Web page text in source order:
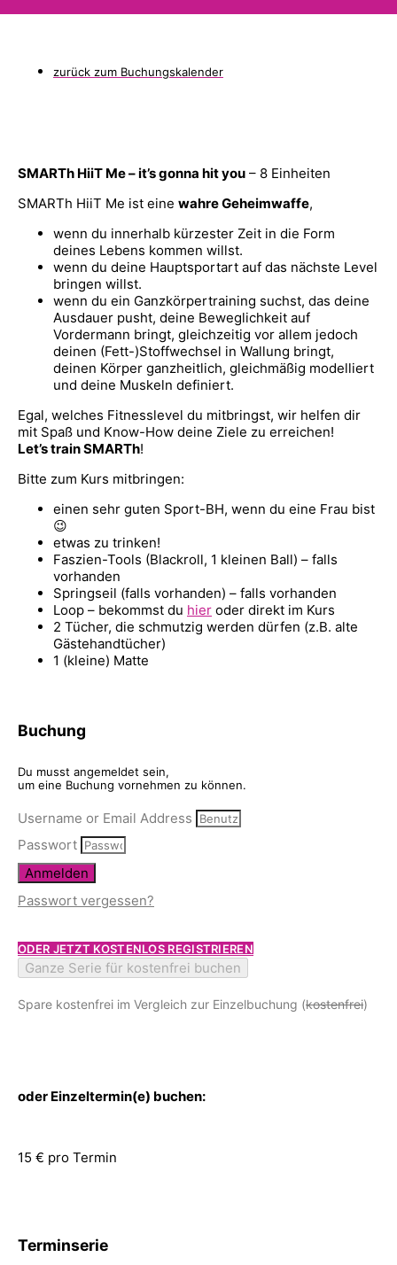
zurück zum Buchungskalender
SMARTh HiiT Me – it’s gonna hit you – 8 Einheiten
SMARTh HiiT Me ist eine wahre Geheimwaffe,
wenn du innerhalb kürzester Zeit in die Form
deines Lebens kommen willst.
wenn du deine Hauptsportart auf das nächste Level
bringen willst.
wenn du ein Ganzkörpertraining suchst, das deine
Ausdauer pusht, deine Beweglichkeit auf
Vordermann bringt, gleichzeitig vor allem jedoch
deinen (Fett-)Stoffwechsel in Wallung bringt,
deinen Körper ganzheitlich, gleichmäßig modelliert
und deine Muskeln definiert.
Egal, welches Fitnesslevel du mitbringst, wir helfen dir
mit Spaß und Know-How deine Ziele zu erreichen!
Let’s train SMARTh!
Bitte zum Kurs mitbringen:
einen sehr guten Sport-BH, wenn du eine Frau bist
😉
etwas zu trinken!
Faszien-Tools (Blackroll, 1 kleinen Ball) – falls
vorhanden
Springseil (falls vorhanden) – falls vorhanden
Loop – bekommst du hier oder direkt im Kurs
2 Tücher, die schmutzig werden dürfen (z.B. alte
Gästehandtücher)
1 (kleine) Matte
Buchung
Du musst angemeldet sein,
um eine Buchung vornehmen zu können.
Username or Email Address
Passwort
Anmelden
Passwort vergessen?
ODER JETZT KOSTENLOS REGISTRIEREN
Ganze Serie für kostenfrei buchen
Spare kostenfrei im Vergleich zur Einzelbuchung (kostenfrei)
oder Einzeltermin(e) buchen:
15 € pro Termin
Terminserie